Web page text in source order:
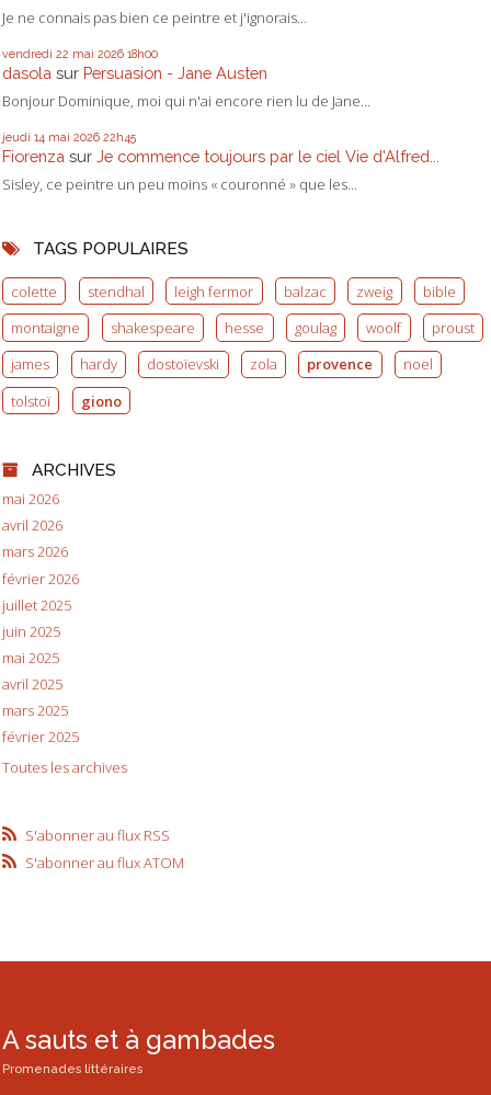
Je ne connais pas bien ce peintre et j'ignorais...
vendredi 22 mai 2026 18h00
dasola sur Persuasion - Jane Austen
Bonjour Dominique, moi qui n'ai encore rien lu de Jane...
jeudi 14 mai 2026 22h45
Fiorenza sur Je commence toujours par le ciel Vie d'Alfred...
Sisley, ce peintre un peu moins « couronné » que les...
TAGS POPULAIRES
colette stendhal leigh fermor balzac zweig
bible
montaigne
shakespeare hesse goulag woolf
proust
james
hardy dostoïevski zola provence
noel
tolstoï
giono
ARCHIVES
mai 2026
avril 2026
mars 2026
février 2026
juillet 2025
juin 2025
mai 2025
avril 2025
mars 2025
février 2025
Toutes les archives
S'abonner au flux RSS
S'abonner au flux ATOM
A sauts et à gambades
Promenades littéraires